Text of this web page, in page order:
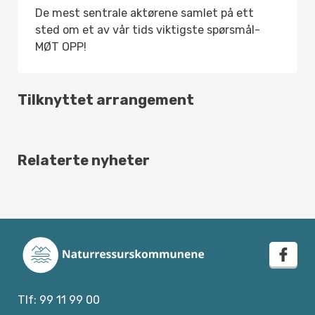
De mest sentrale aktørene samlet på ett
sted om et av vår tids viktigste spørsmål-
MØT OPP!
Tilknyttet arrangement
Relaterte nyheter
Tlf: 99 11 99 00